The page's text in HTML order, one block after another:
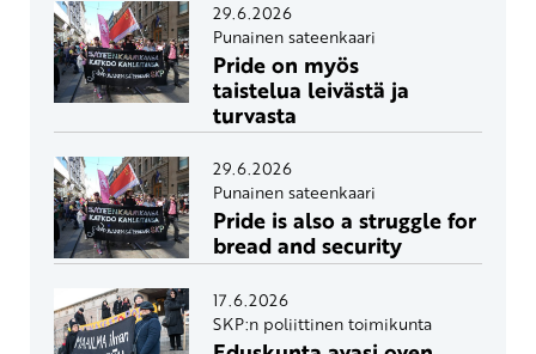
29.6.2026
Punainen sateenkaari
Pride on myös
taistelua leivästä ja
turvasta
29.6.2026
Punainen sateenkaari
Pride is also a struggle for
bread and security
17.6.2026
SKP:n poliittinen toimikunta